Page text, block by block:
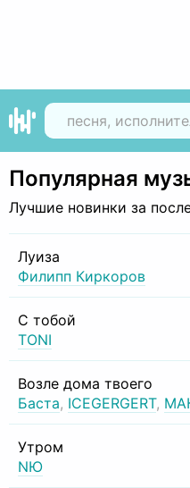
Популярная
Лучшие новинки за
Луиза
Филипп Киркоров
С тобой
TONI
Возле дома твоего
Баста, ICEGERGERT,
Утром
NЮ